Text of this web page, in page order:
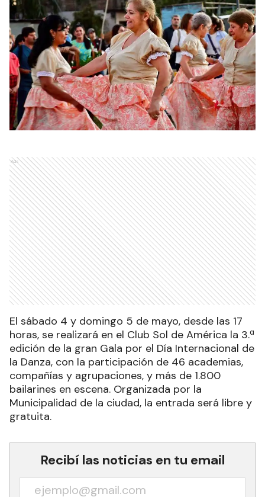
Ads
El sábado 4 y domingo 5 de mayo, desde las 17
horas, se realizará en el Club Sol de América la 3.ª
edición de la gran Gala por el Día Internacional de
la Danza, con la participación de 46 academias,
compañías y agrupaciones, y más de 1.800
bailarines en escena. Organizada por la
Municipalidad de la ciudad, la entrada será libre y
gratuita.
Recibí las noticias en tu email